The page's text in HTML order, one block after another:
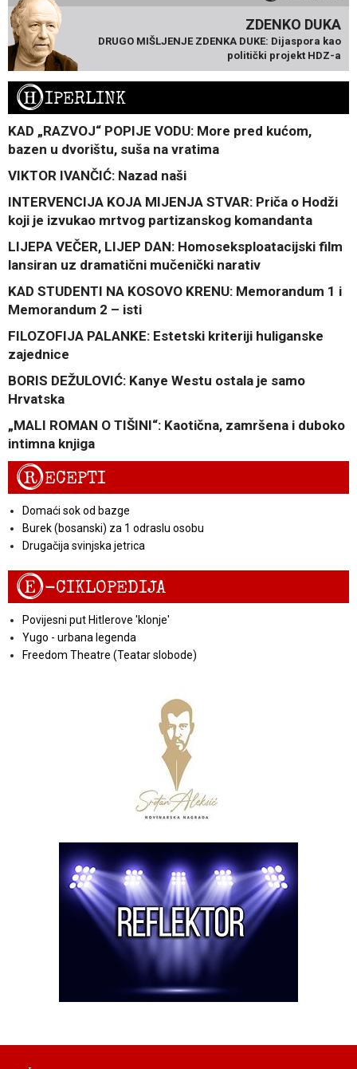
ZDENKO DUKA
DRUGO MIŠLJENJE ZDENKA DUKE: Dijaspora kao
politički projekt HDZ-a
HIPERLINK
KAD „RAZVOJ“ POPIJE VODU: More pred kućom,
bazen u dvorištu, suša na vratima
VIKTOR IVANČIĆ: Nazad naši
INTERVENCIJA KOJA MIJENJA STVAR: Priča o Hodži
koji je izvukao mrtvog partizanskog komandanta
LIJEPA VEČER, LIJEP DAN: Homoseksploatacijski film
lansiran uz dramatični mučenički narativ
KAD STUDENTI NA KOSOVO KRENU: Memorandum 1 i
Memorandum 2 – isti
FILOZOFIJA PALANKE: Estetski kriteriji huliganske
zajednice
BORIS DEŽULOVIĆ: Kanye Westu ostala je samo
Hrvatska
„MALI ROMAN O TIŠINI“: Kaotična, zamršena i duboko
intimna knjiga
RECEPTI
Domaći sok od bazge
Burek (bosanski) za 1 odraslu osobu
Drugačija svinjska jetrica
E-CIKLOPEDIJA
Povijesni put Hitlerove 'klonje'
Yugo - urbana legenda
Freedom Theatre (Teatar slobode)